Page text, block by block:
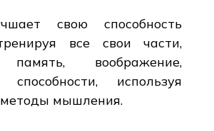
свою способность
все свои части,
память, воображение,
способности, используя
мышления.